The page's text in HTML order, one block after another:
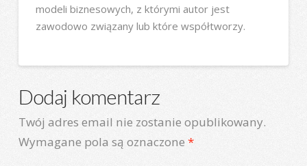
modeli biznesowych, z którymi autor jest
zawodowo związany lub które współtworzy.
Dodaj komentarz
Twój adres email nie zostanie opublikowany.
Wymagane pola są oznaczone *